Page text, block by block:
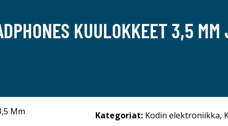
KUULOKKEET 3,5
Kategoriat: Kodin elektroniikka,